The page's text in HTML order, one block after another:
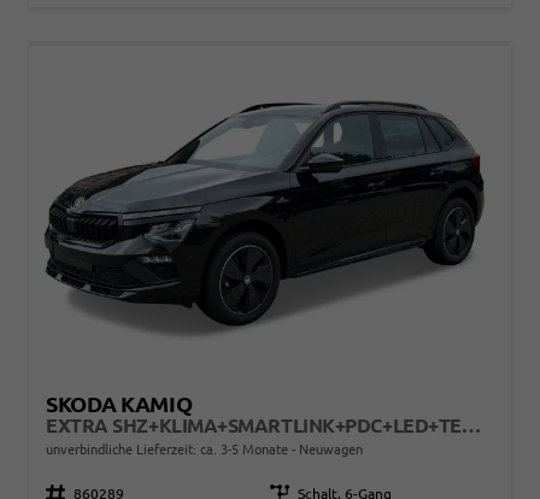
SKODA KAMIQ
EXTRA SHZ+KLIMA+SMARTLINK+PDC+LED+TEMPOMAT
unverbindliche Lieferzeit: ca. 3-5 Monate Neuwagen
Fahrzeugnr. 860289 Getriebe Schalt. 6-Gang